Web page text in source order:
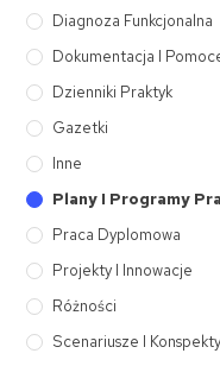
Diagnoza Funkcjonalna
Dokumentacja I
Dzienniki Praktyk
Gazetki
Inne
Plany I Programy
Praca Dyplomowa
Projekty I Innowacje
Różności
Scenariusze I Konspekty